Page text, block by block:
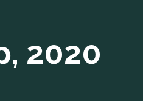
2020